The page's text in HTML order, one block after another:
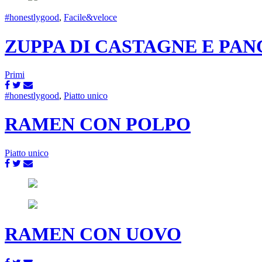
#honestlygood, Facile&veloce
ZUPPA DI CASTAGNE E
Primi
#honestlygood, Piatto unico
RAMEN CON POLPO
Piatto unico
RAMEN CON UOVO